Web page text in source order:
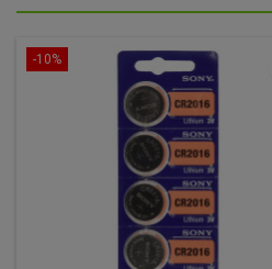
-10%